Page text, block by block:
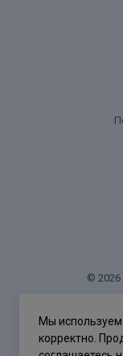
©
Мы
корректно.